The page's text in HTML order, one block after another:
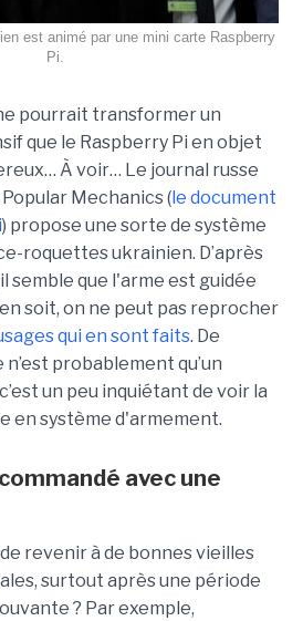
est animé par une mini carte Raspberry
Pi.
pourrait transformer un
que le Raspberry Pi en objet
À voir… Le journal russe
Mechanics (le document
) propose une sorte de système
roquettes ukrainien. D’après
semble que l'arme est guidée
soit, on ne peut pas reprocher
qui en sont faits. De
probablement qu’un
un peu inquiétant de voir la
en système d'armement.
avec une
revenir à de bonnes vieilles
surtout après une période
? Par exemple,